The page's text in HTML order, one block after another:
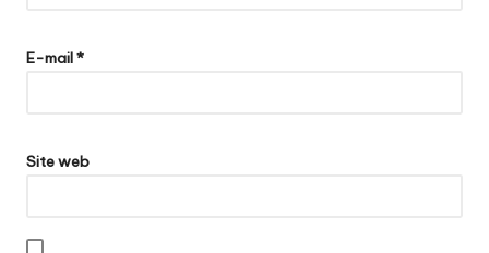
E-mail*
Site web